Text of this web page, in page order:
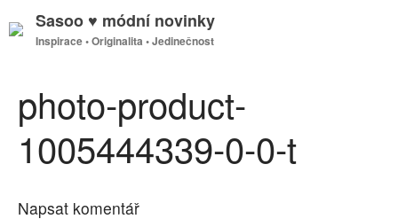
(bez názvu)
Sasoo ♥ módní novinky
Inspirace • Originalita • Jedinečnost
photo-product-
1005444339-0-0-t
Napsat komentář